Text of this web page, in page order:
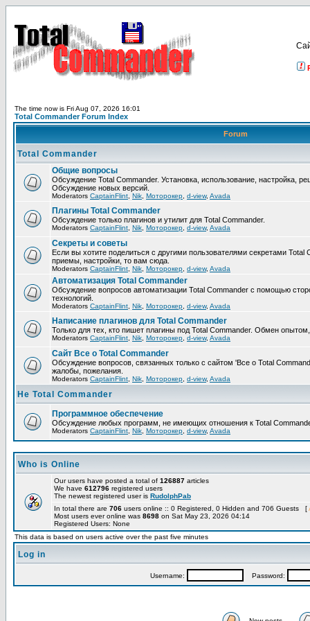
The time now is Fri Aug 07, 2026 16:01
Total Commander Forum Index
Forum
Total Commander
Общие вопросы
Обсуждение Total Commander. Установка, использование, настройка,
Обсуждение новых версий.
Moderators CaptainFlint Nik Моторокер d-view, Avada
Плагины Total Commander
Обсуждение только плагинов и утилит для Total Commander.
Moderators CaptainFlint Nik Моторокер d-view, Avada
Секреты и советы
Если вы хотите поделиться с другими пользователями секретами Total
приемы, настройки, то вам сюда.
Moderators CaptainFlint Nik Моторокер d-view, Avada
Автоматизация Total Commander
Обсуждение вопросов автоматизации Total Commander с помощью
технологий.
Moderators CaptainFlint Nik Моторокер d-view, Avada
Написание плагинов для Total Commander
Только для тех, кто пишет плагины под Total Commander. Обмен
Moderators CaptainFlint Nik Моторокер d-view, Avada
Сайт Все о Total Commander
Обсуждение вопросов, связанных только с сайтом 'Все о Total
жалобы, пожелания.
Moderators CaptainFlint Nik Моторокер d-view, Avada
Не Total Commander
Программное обеспечение
Обсуждение любых программ, не имеющих отношения к Total
Moderators CaptainFlint Nik Моторокер d-view, Avada
Who is Online
Our users have posted a total of 126887 articles
We have 612796 registered users
The newest registered user is RudolphPab
In total there are 706 users online :: 0 Registered, 0 Hidden and 706 Guests [
Most users ever online was 8698 on Sat May 23, 2026 04:14
Registered Users: None
This data is based on users active over the past five minutes
Log in
Username: Password: